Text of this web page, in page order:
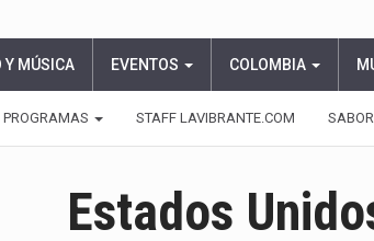
Y MÚSICA EVENTOS COLOMBIA
PROGRAMAS STAFF LAVIBRANTE.COM
Estados